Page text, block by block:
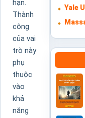
hạn.
Thành
công
của vai
trò này
phụ
thuộc
vào
khả
năng
Yale